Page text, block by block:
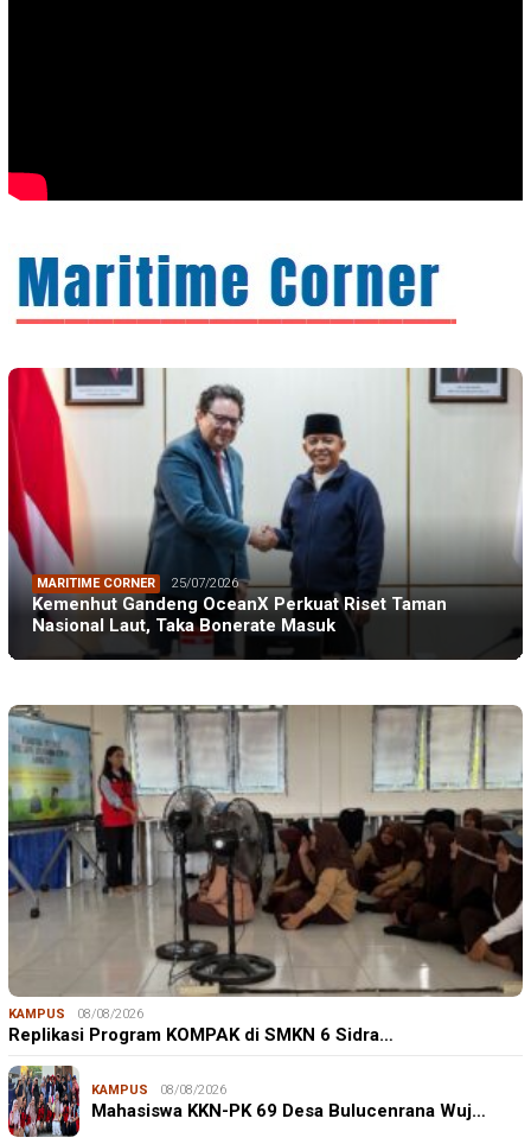
MARITIME CORNER 25/07/2026
Kemenhut Gandeng OceanX Perkuat Riset Taman
Nasional Laut, Taka Bonerate Masuk
KAMPUS 08/08/2026
Replikasi Program KOMPAK di SMKN 6 Sidra…
KAMPUS 08/08/2026
Mahasiswa KKN-PK 69 Desa Bulucenrana Wuj…